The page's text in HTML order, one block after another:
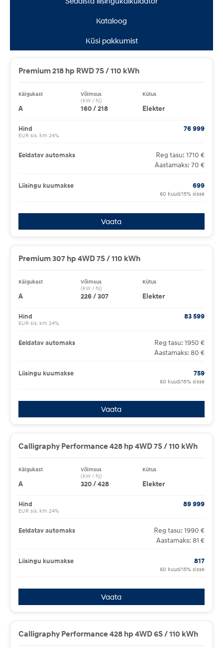
Kataloog
Küsi pakkumist
Premium 218 hp RWD 7S / 110 kWh
Käigukast
A
Võimsus
(kW / hj)
160 / 218
Kütus
Elekter
Hind
EUR sis. km 24%
76 999
Eeldatav automaks
Reg tasu: 1710 €
Aastamaks: 70 €
Liisingu kuumakse 699
60 kuud/15% sisse
Vaata
Premium 307 hp 4WD 7S / 110 kWh
Käigukast
A
Võimsus
(kW / hj)
226 / 307
Kütus
Elekter
Hind
EUR sis. km 24%
83 599
Eeldatav automaks
Reg tasu: 1950 €
Aastamaks: 80 €
Liisingu kuumakse 759
60 kuud/15% sisse
Vaata
Calligraphy Performance 428 hp 4WD 7S / 110 kWh
Käigukast
A
Võimsus
(kW / hj)
320 / 428
Kütus
Elekter
Hind
EUR sis. km 24%
89 999
Eeldatav automaks
Reg tasu: 1990 €
Aastamaks: 81 €
Liisingu kuumakse 817
60 kuud/15% sisse
Vaata
Calligraphy Performance 428 hp 4WD 6S / 110 kWh